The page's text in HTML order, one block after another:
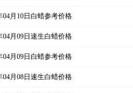
04月10日白蜡参考价格
04月09日速生白蜡价格
04月09日白蜡参考价格
04月08日速生白蜡价格